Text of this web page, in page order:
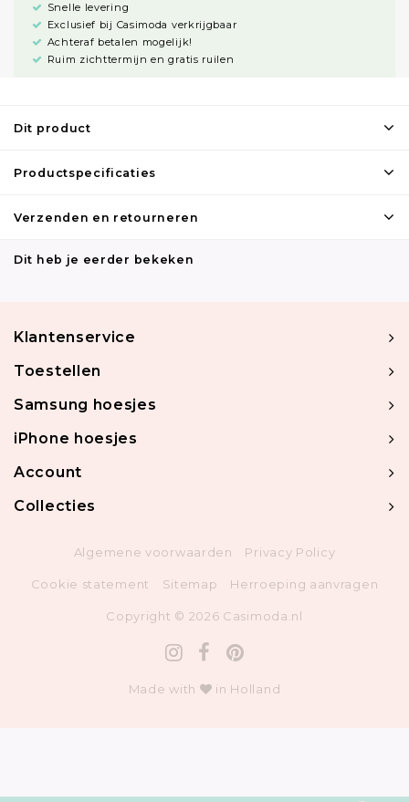
Snelle levering
Exclusief bij Casimoda verkrijgbaar
Achteraf betalen mogelijk!
Ruim zichttermijn en gratis ruilen
Dit product
Productspecificaties
Verzenden en retourneren
Dit heb je eerder bekeken
Klantenservice
Toestellen
Samsung hoesjes
iPhone hoesjes
Account
Collecties
Algemene voorwaarden Privacy Policy
Cookie statement Sitemap Herroeping aanvragen
Copyright © 2026 Casimoda.nl
Made with in Holland